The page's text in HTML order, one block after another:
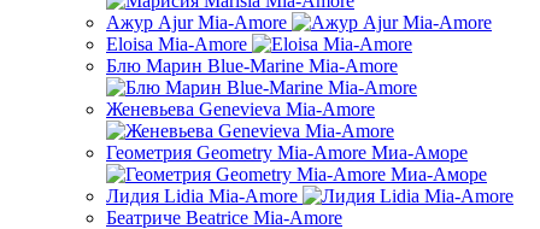
Ажур Ajur Mia-Amore
Eloisa Mia-Amore
Блю Марин Blue-Marine Mia-Amore
Женевьева Genevieva Mia-Amore
Геометрия Geometry Mia-Amore Миа-Аморе
Лидия Lidia Mia-Amore
Беатриче Beatrice Mia-Amore